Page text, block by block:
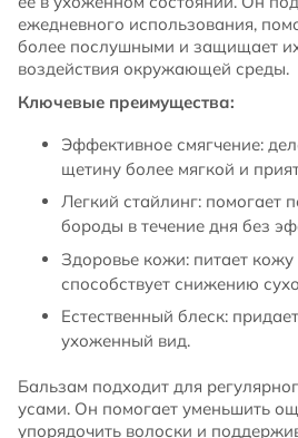
ежедневного использования,
более послушными и защищает их
воздействия окружающей среды.
Ключевые преимущества:
Эффективное смягчение:
щетину более мягкой и
Легкий стайлинг: помогает
бороды в течение дня без
Здоровье кожи: питает
способствует снижению
Естественный блеск:
ухоженный вид.
Бальзам подходит для
усами. Он помогает уменьшить
упорядочить волоски и